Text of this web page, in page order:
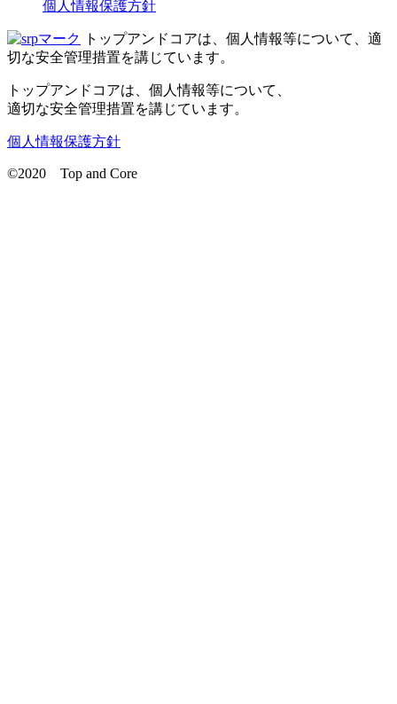
個人情報保護方針
トップアンドコアは、個人情報等について、適
切な安全管理措置を講じています。
トップアンドコアは、個人情報等について、
適切な安全管理措置を講じています。
個人情報保護方針
©2020 Top and Core